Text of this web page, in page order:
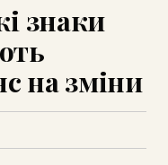
знаки
на зміни